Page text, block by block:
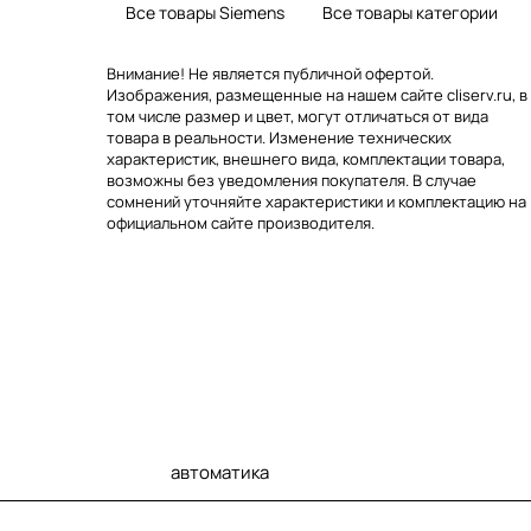
Все товары Siemens Все товары категории
Внимание! Не является публичной офертой.
Изображения, размещенные на нашем сайте cliserv.ru, в
том числе размер и цвет, могут отличаться от вида
товара в реальности. Изменение технических
характеристик, внешнего вида, комплектации товара,
возможны без уведомления покупателя. В случае
сомнений уточняйте характеристики и комплектацию на
официальном сайте производителя.
автоматика